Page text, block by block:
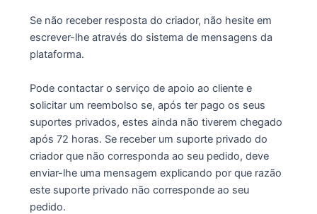
Se não receber resposta do criador, não hesite em
escrever-lhe através do sistema de mensagens da
plataforma.
Pode contactar o serviço de apoio ao cliente e
solicitar um reembolso se, após ter pago os seus
suportes privados, estes ainda não tiverem chegado
após 72 horas. Se receber um suporte privado do
criador que não corresponda ao seu pedido, deve
enviar-lhe uma mensagem explicando por que razão
este suporte privado não corresponde ao seu
pedido.